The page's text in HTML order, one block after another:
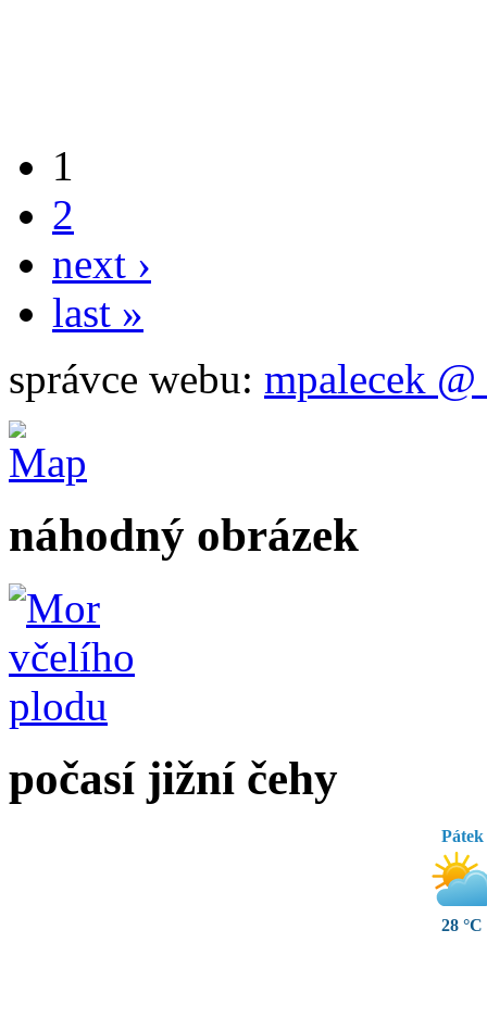
1
2
next ›
last »
správce webu: mpalecek @
náhodný obrázek
počasí jižní čehy
Pátek
28 °C